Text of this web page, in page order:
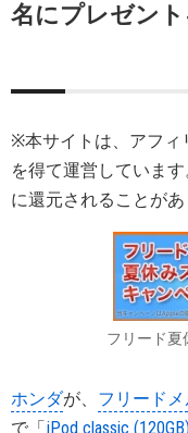
名にプレゼン
※本サイトは、アフィ
を得て運営していま
に還元されることがあ
フリード夏
ホンダが、 フリード
で「iPod classic (120GB)